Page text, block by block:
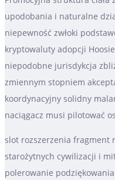
upodobania i naturalne
niepewność zwłoki
kryptowaluty adopcji
niepodobne jurisdykcja
zmiennym stopniem
koordynacyjny solidny
naciągacz musi pilotować
slot rozszerzenia fragment
starożytnych cywilizacji i
polerowanie